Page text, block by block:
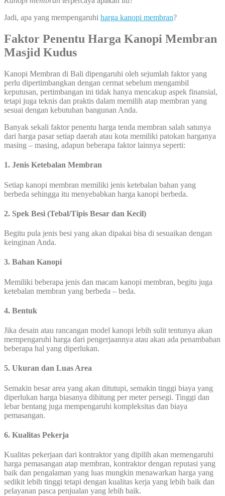
Jadi, apa yang mempengaruhi harga kanopi membran?
Faktor Penentu Harga Kanopi Membran
Masjid Kudus
Kanopi Membran di Bali dipengaruhi oleh sejumlah faktor yang
perlu dipertimbangkan dengan cermat sebelum mengambil
keputusan, pertimbangan ini tidak hanya mencakup aspek finansial,
tetapi juga teknis dan praktis dalam memilih atap membran yang
sesuai dengan kebutuhan bangunan Anda.
Banyak sekali faktor penentu harga tenda membran salah satunya
dari harga pasar setiap daerah atau kota memiliki patokan harganya
masing – masing, adapun beberapa faktor lainnya seperti:
1. Jenis Ketebalan Membran
Setiap kanopi membran memiliki jenis ketebalan bahan yang
berbeda sehingga itu menyebabkan harga kanopi berbeda.
2. Spek Besi (Tebal/Tipis Besar dan Kecil)
Begitu pula jenis besi yang akan dipakai bisa di sesuaikan dengan
keinginan Anda.
3. Bahan Kanopi
Memiliki beberapa jenis dan macam kanopi membran, begitu juga
ketebalan membran yang berbeda – beda.
4. Bentuk
Jika desain atau rancangan model kanopi lebih sulit tentunya akan
mempengaruhi harga dari pengerjaannya atau akan ada penambahan
beberapa hal yang diperlukan.
5. Ukuran dan Luas Area
Semakin besar area yang akan ditutupi, semakin tinggi biaya yang
diperlukan harga biasanya dihitung per meter persegi. Tinggi dan
lebar bentang juga mempengaruhi kompleksitas dan biaya
pemasangan.
6. Kualitas Pekerja
Kualitas pekerjaan dari kontraktor yang dipilih akan memengaruhi
harga pemasangan atap membran, kontraktor dengan reputasi yang
baik dan pengalaman yang luas mungkin menawarkan harga yang
sedikit lebih tinggi tetapi dengan kualitas kerja yang lebih baik dan
pelayanan pasca penjualan yang lebih baik.